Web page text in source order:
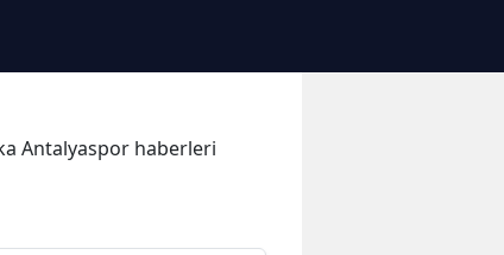
Antalyaspor haberleri